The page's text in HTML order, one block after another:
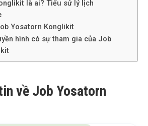
là ai? Tiểu sử lý lịch
Yosatorn Konglikit
hình có sự tham gia của Job
về Job Yosatorn